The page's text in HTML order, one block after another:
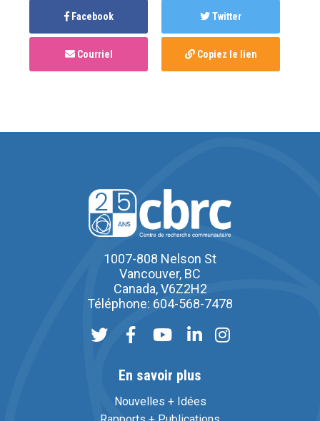
Facebook Twitter
Courriel Copiez le lien
1007-808 Nelson St
Vancouver, BC
Canada, V6Z2H2
Téléphone: 604-568-7478
En savoir plus
Nouvelles + Idées